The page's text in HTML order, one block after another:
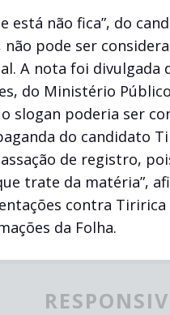
está não fica”, do
não pode ser
A nota foi
do Ministério
slogan poderia ser
do candidato
de registro,
trate da matéria”,
contra
da Folha.